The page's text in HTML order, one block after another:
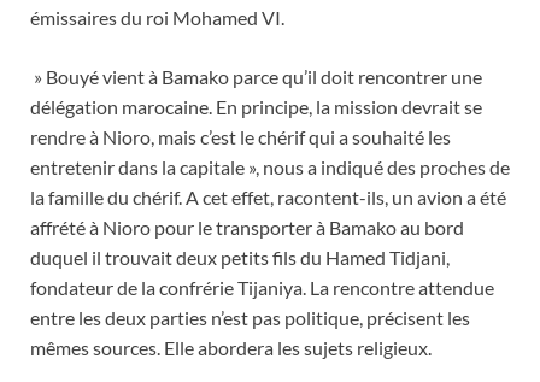
émissaires du roi Mohamed VI.
» Bouyé vient à Bamako parce qu’il doit rencontrer une
délégation marocaine. En principe, la mission devrait se
rendre à Nioro, mais c’est le chérif qui a souhaité les
entretenir dans la capitale », nous a indiqué des proches de
la famille du chérif. A cet effet, racontent-ils, un avion a été
affrété à Nioro pour le transporter à Bamako au bord
duquel il trouvait deux petits fils du Hamed Tidjani,
fondateur de la confrérie Tijaniya. La rencontre attendue
entre les deux parties n’est pas politique, précisent les
mêmes sources. Elle abordera les sujets religieux.